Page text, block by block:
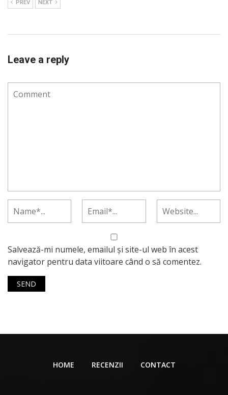
PREV NEXT
Leave a reply
Salvează-mi numele, emailul și site-ul web în acest
navigator pentru data viitoare când o să comentez.
HOME RECENZII CONTACT